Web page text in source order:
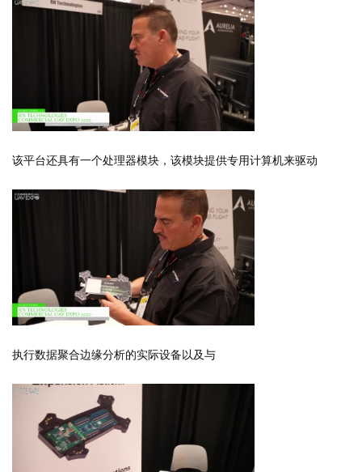
该平台还具有一个处理器模块，该模块提供专用计算机来驱动
执行数据聚合边缘分析的实际设备以及与